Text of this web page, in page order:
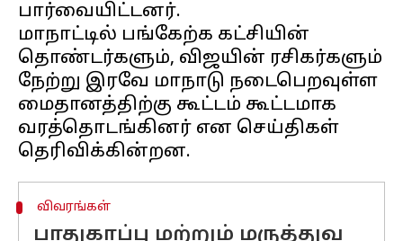
பார்வையிட்டனர்.
மாநாட்டில் பங்கேற்க கட்சியின்
தொண்டர்களும், விஜயின் ரசிகர்களும்
நேற்று இரவே மாநாடு நடைபெறவுள்ள
மைதானத்திற்கு கூட்டம் கூட்டமாக
வரத்தொடங்கினர் என செய்திகள்
விவரங்கள்
பாதுகாப்பு மற்றும் மருத்துவ